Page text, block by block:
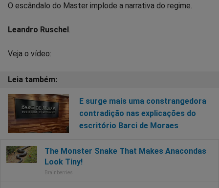
O escândalo do Master implode a narrativa do regime.
Leandro Ruschel
Veja o vídeo:
E surge mais uma constrangedora
contradição nas explicações do
escritório Barci de Moraes